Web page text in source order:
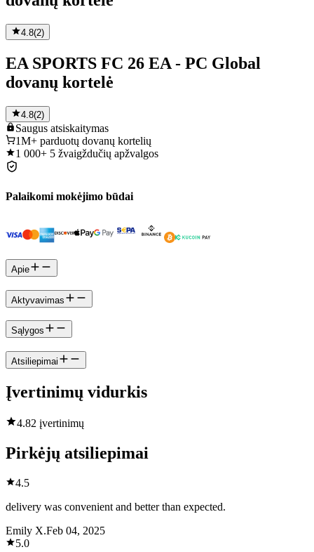
4.8(2)
EA SPORTS FC 26 EA - PC Global
dovanų kortelė
4.8(2)
Saugus atsiskaitymas
1M+ parduotų dovanų kortelių
1 000+ 5 žvaigždučių apžvalgos
Palaikomi mokėjimo būdai
Apie
Aktyvavimas
Sąlygos
Atsiliepimai
Įvertinimų vidurkis
4.82 įvertinimų
Pirkėjų atsiliepimai
4.5
delivery was convenient and better than expected.
Emily X.Feb 04, 2025
5.0